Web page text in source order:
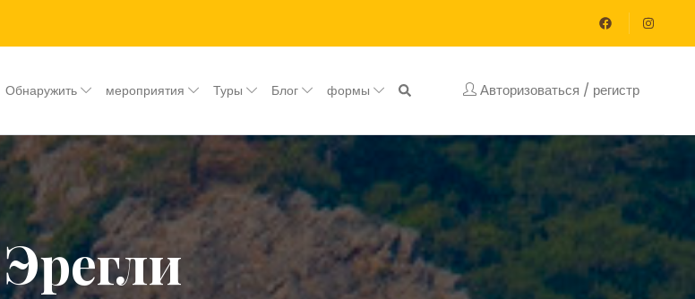
Обнаружить мероприятия Туры Блог формы Авторизоваться / регистр
Эрегли